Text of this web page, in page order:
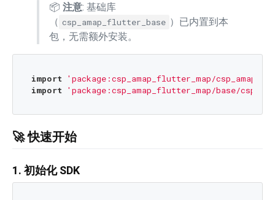
📦 注意: 基础库
（ csp_amap_flutter_base ）已内置到本
包，无需额外安装。
import
'package:csp_amap_flutter_map/
import
'package:csp_amap_flutter_map/base/
🚀 快速开始
1. 初始化 SDK